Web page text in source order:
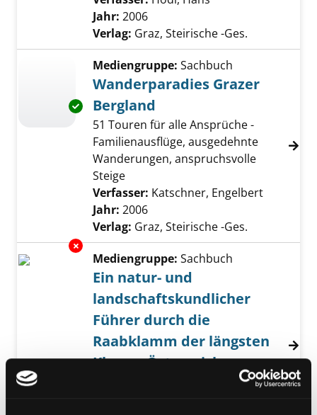
Jahr: 2006
Verlag: Graz, Steirische -Ges.
Exemplar-Details von Wanderparadies
Mediengruppe: Sachbuch
Wanderparadies Grazer
Bergland
51 Touren für alle Ansprüche -
Familienausflüge, ausgedehnte
Wanderungen, anspruchsvolle
Steige
Verfasser: Katschner, Engelbert
Jahr: 2006
Verlag: Graz, Steirische -Ges.
Exemplar-Details von Ein natur- und
Mediengruppe: Sachbuch
Ein natur- und
landschaftskundlicher
Führer durch die
Raabklamm der längsten
Klamm Österreichs
Suche nach diesem Verfasser